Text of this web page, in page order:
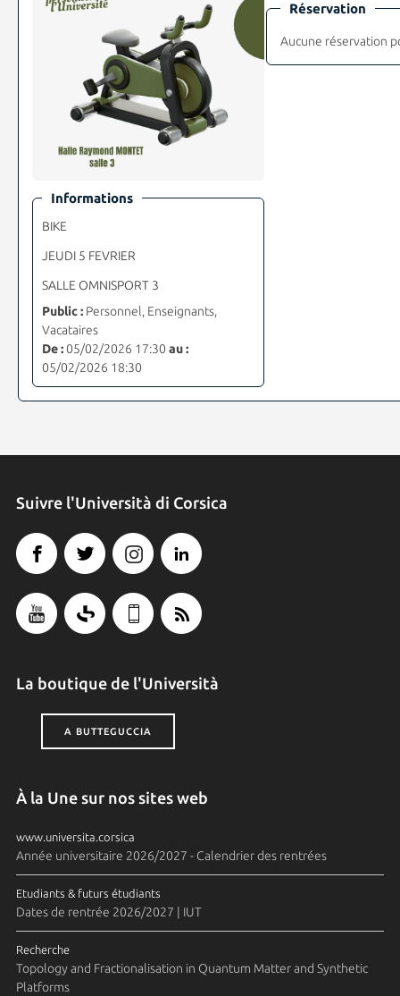
Informations
BIKE
JEUDI 5 FEVRIER
SALLE OMNISPORT 3
Public :Personnel, Enseignants,
Vacataires
De :05/02/2026 17:30 au :
05/02/2026 18:30
Réservation
Aucune réservation
Suivre l'Università di Corsica
La boutique de l'Università
A BUTTEGUCCIA
À la Une sur nos sites web
www.universita.corsica
Année universitaire 2026/2027 - Calendrier des rentrées
Etudiants & futurs étudiants
Dates de rentrée 2026/2027 | IUT
Recherche
Topology and Fractionalisation in Quantum Matter and Synthetic
Platforms